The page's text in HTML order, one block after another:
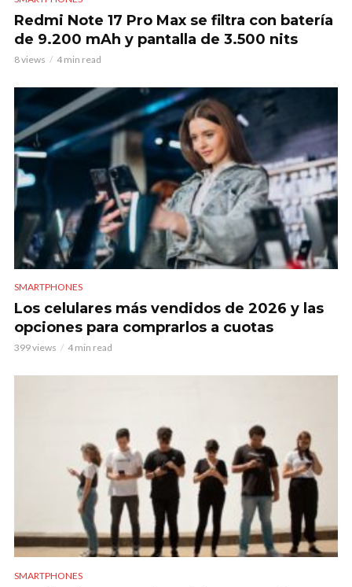
Redmi Note 17 Pro Max se filtra con batería
de 9.200 mAh y pantalla de 3.500 nits
8 views 4 min read
SMARTPHONES
Los celulares más vendidos de 2026 y las
opciones para comprarlos a cuotas
399 views 4 min read
SMARTPHONES